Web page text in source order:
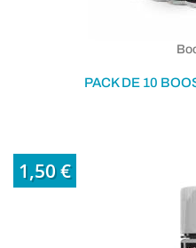
PACK DE 10
1,50 €